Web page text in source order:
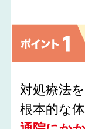
対処療法
根本的な